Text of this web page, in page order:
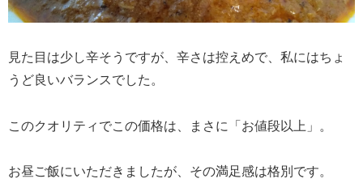
見た目は少し辛そうですが、辛さは控えめで、私にはちょ
うど良いバランスでした。
このクオリティでこの価格は、まさに「お値段以上」。
お昼ご飯にいただきましたが、その満足感は格別です。